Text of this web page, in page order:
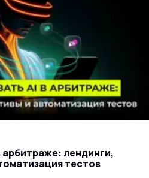
арбитраже: лендинги,
тестов